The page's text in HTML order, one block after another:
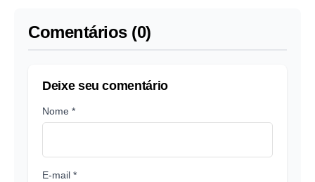
Comentários (0)
Deixe seu comentário
Nome *
E-mail *